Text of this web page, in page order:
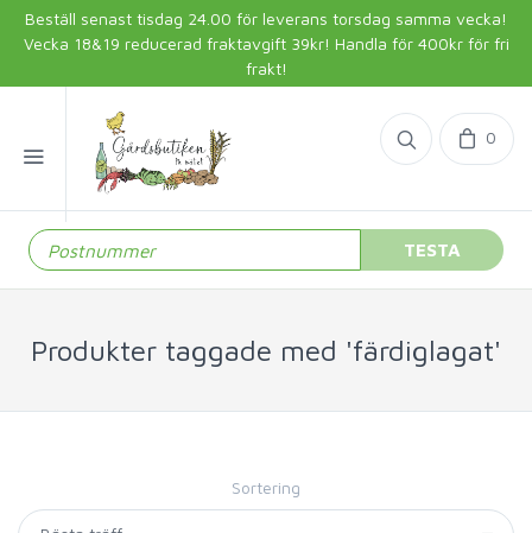
Beställ senast tisdag 24.00 för leverans torsdag samma vecka!
Vecka 18&19 reducerad fraktavgift 39kr! Handla för 400kr för fri
frakt!
0
TESTA
Produkter taggade med 'färdiglagat'
Sortering